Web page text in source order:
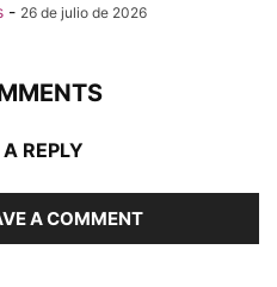
- 26 de julio de 2026
REPLY
A COMMENT